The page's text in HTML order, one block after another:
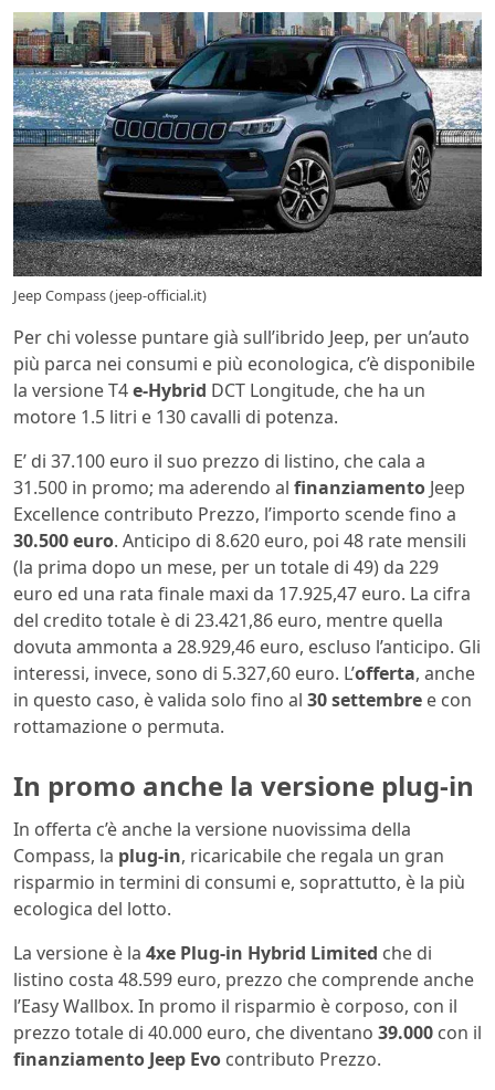
Jeep Compass (jeep-official.it)
Per chi volesse puntare già sull’ibrido Jeep, per un’auto
più parca nei consumi e più econologica, c’è disponibile
la versione T4e-Hybrid DCT Longitude, che ha un
motore 1.5 litri e 130 cavalli di potenza.
E’ di 37.100 euro il suo prezzo di listino, che cala a
31.500 in promo; ma aderendo al finanziamento Jeep
Excellence contributo Prezzo, l’importo scende fino a
30.500 euro. Anticipo di 8.620 euro, poi 48 rate mensili
(la prima dopo un mese, per un totale di 49) da 229
euro ed una rata finale maxi da 17.925,47 euro. La cifra
del credito totale è di 23.421,86 euro, mentre quella
dovuta ammonta a 28.929,46 euro, escluso l’anticipo. Gli
interessi, invece, sono di 5.327,60 euro. L’offerta, anche
in questo caso, è valida solo fino al 30 settembre e con
rottamazione o permuta.
In promo anche la versione plug-in
In offerta c’è anche la versione nuovissima della
Compass, la plug-in, ricaricabile che regala un gran
risparmio in termini di consumi e, soprattutto, è la più
ecologica del lotto.
La versione è la 4xe Plug-in Hybrid Limited che di
listino costa 48.599 euro, prezzo che comprende anche
l’Easy Wallbox. In promo il risparmio è corposo, con il
prezzo totale di 40.000 euro, che diventano 39.000 con il
finanziamento Jeep Evo contributo Prezzo.